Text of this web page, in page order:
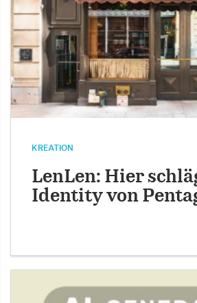
KREATION
LenLen: Hier
Identity von